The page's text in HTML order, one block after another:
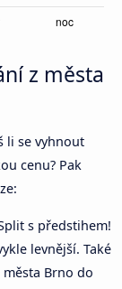
z města
li se vyhnout
cenu? Pak
s předstihem!
levnější. Také
Brno do